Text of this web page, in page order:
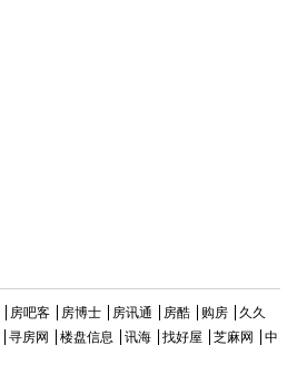
房吧客 房博士 房讯通 房酷 购房
久久
寻房网 楼盘信息 讯海 找好屋 芝麻网
中